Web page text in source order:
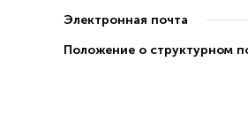
Электронная почта
Положение о структурном